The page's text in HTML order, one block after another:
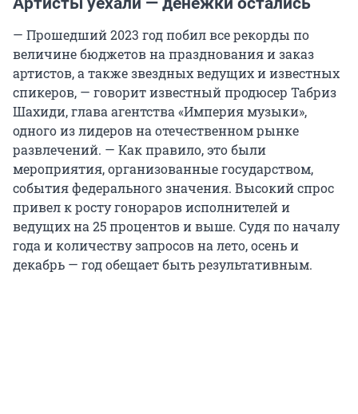
— Прошедший 2023 год побил все рекорды по
величине бюджетов на празднования и заказ
артистов, а также звездных ведущих и известных
спикеров, — говорит известный продюсер Табриз
Шахиди, глава агентства «Империя музыки»,
одного из лидеров на отечественном рынке
развлечений. — Как правило, это были
мероприятия, организованные государством,
события федерального значения. Высокий спрос
привел к росту гонораров исполнителей и
ведущих на 25 процентов и выше. Судя по началу
года и количеству запросов на лето, осень и
декабрь — год обещает быть результативным.